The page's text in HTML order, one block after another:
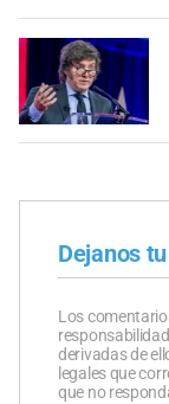
Dejanos
Los
derivadas de
legales que
que no